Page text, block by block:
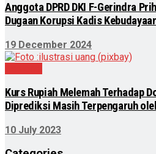
Anggota DPRD DKI F-Gerindra
Dugaan Korupsi Kadis
19 December 2024
Kurs Rupiah Melemah Terhadap
Diprediksi Masih Terpengaruh
10 July 2023